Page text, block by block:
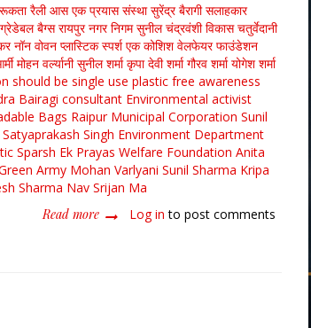
रैली आस एक प्रयास संस्था सुरेंद्र बैरागी सलाहकार
बैग्स रायपुर नगर निगम सुनील चंद्रवंशी विकास चतुर्वेदानी
नॉन वोवन प्लास्टिक स्पर्श एक कोशिश वेलफेयर फाउंडेशन
मोहन वर्ल्यानी सुनील शर्मा कृपा देवी शर्मा गौरव शर्मा योगेश शर्मा
should be single use plastic free awareness
Bairagi consultant Environmental activist
Bags Raipur Municipal Corporation Sunil
Satyaprakash Singh Environment Department
Sparsh Ek Prayas Welfare Foundation Anita
Army Mohan Varlyani Sunil Sharma Kripa
Sharma Nav Srijan Ma
Read more about Log in to post comments